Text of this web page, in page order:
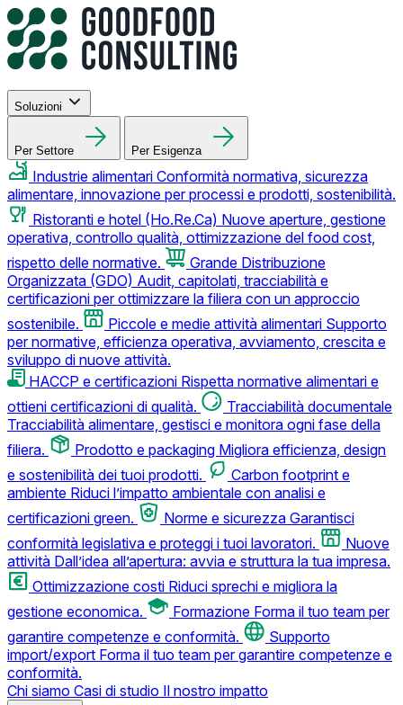
Soluzioni
Per Settore Per Esigenza
Industrie alimentari Conformità normativa, sicurezza
alimentare, innovazione per processi e prodotti, sostenibilità.
Ristoranti e hotel (Ho.Re.Ca) Nuove aperture, gestione
operativa, controllo qualità, ottimizzazione del food cost,
rispetto delle normative.
Grande Distribuzione
Organizzata (GDO) Audit, capitolati, tracciabilità e
certificazioni per ottimizzare la filiera con un approccio
sostenibile.
Piccole e medie attività alimentari Supporto
per normative, efficienza operativa, avviamento, crescita e
sviluppo di nuove attività.
HACCP e certificazioni Rispetta normative alimentari e
ottieni certificazioni di qualità.
Tracciabilità documentale
Tracciabilità alimentare, gestisci e monitora ogni fase della
filiera.
Prodotto e packaging Migliora efficienza, design
e sostenibilità dei tuoi prodotti.
Carbon footprint e
ambiente Riduci l’impatto ambientale con analisi e
certificazioni green.
Norme e sicurezza Garantisci
conformità legislativa e proteggi i tuoi lavoratori.
Nuove
attività Dall’idea all’apertura: avvia e struttura la tua impresa.
Ottimizzazione costi Riduci sprechi e migliora la
gestione economica.
Formazione Forma il tuo team per
garantire competenze e conformità.
Supporto
import/export Forma il tuo team per garantire competenze e
conformità.
Chi siamo Casi di studio Il nostro impatto